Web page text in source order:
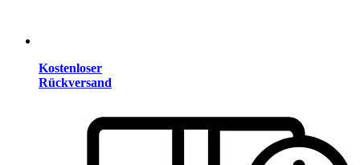
Kostenloser
Rückversand